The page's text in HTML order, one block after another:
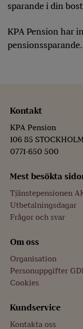
sparande i din
KPA Pension har
pensionssparande.
Kontakt
KPA Pension
106 85
0771-650 500
Mest besökta
Tjänstepensionen
Utbetalningsdagar
Frågor och svar
Om oss
Organisation
Personuppgifter
Cookies
Kundservice
Kontakta oss